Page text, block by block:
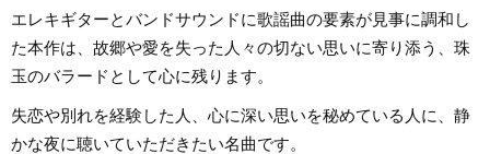
エレキギターとバンドサウンドに歌謡曲の要素が見事に調和し
た本作は、故郷や愛を失った人々の切ない思いに寄り添う、珠
玉のバラードとして心に残ります。
失恋や別れを経験した人、心に深い思いを秘めている人に、静
かな夜に聴いていただきたい名曲です。